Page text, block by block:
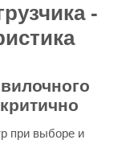
-
при выборе и